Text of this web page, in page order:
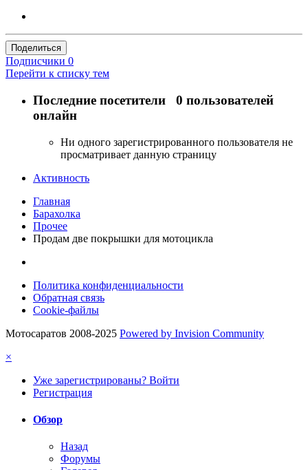
Поделиться
Подписчики 0
Перейти к списку тем
Последние посетители 0 пользователей
онлайн
Ни одного зарегистрированного пользователя не
просматривает данную страницу
Активность
Главная
Барахолка
Прочее
Продам две покрышки для мотоцикла
Политика конфиденциальности
Обратная связь
Cookie-файлы
Мотосаратов 2008-2025 Powered by Invision Community
×
Уже зарегистрированы? Войти
Регистрация
Обзор
Назад
Форумы